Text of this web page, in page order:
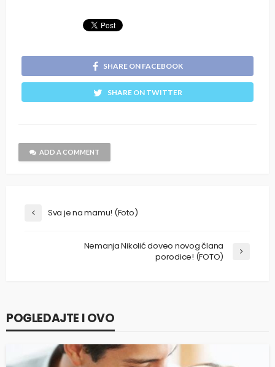
SHARE ON FACEBOOK
SHARE ON TWITTER
ADD A COMMENT
Sva je na mamu! (Foto)
Nemanja Nikolić doveo novog člana
porodice! (FOTO)
POGLEDAJTE I OVO